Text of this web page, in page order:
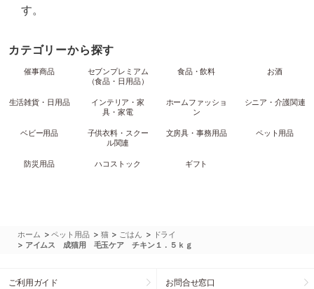
す。
カテゴリーから探す
催事商品
セブンプレミアム
（食品・日用品）
食品・飲料 お酒
生活雑貨・日用品
インテリア・家
具・家電
ホームファッショ
ン
シニア・介護関連
ベビー用品
子供衣料・スクー
ル関連
文房具・事務用品 ペット用品
防災用品 ハコストック ギフト
ホーム >ペット用品 > 猫 > ごはん > ドライ
> アイムス 成猫用 毛玉ケア チキン１．５ｋｇ
ご利用ガイド お問合せ窓口